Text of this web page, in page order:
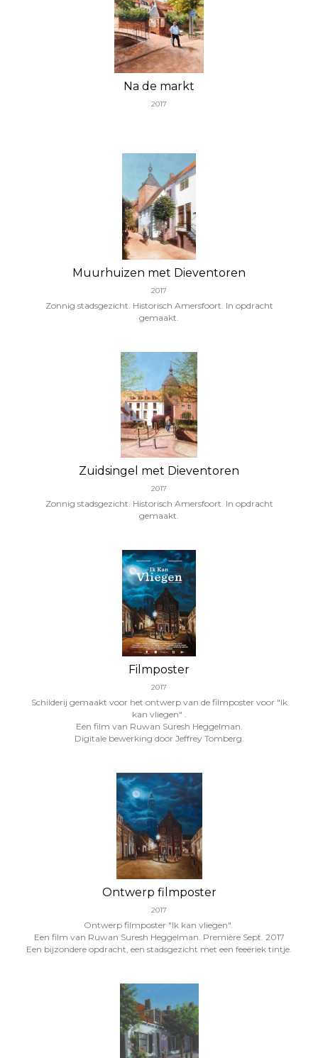
Na de markt
2017
Muurhuizen met Dieventoren
2017
Zonnig stadsgezicht. Historisch Amersfoort. In opdracht
gemaakt.
Zuidsingel met Dieventoren
2017
Zonnig stadsgezicht. Historisch Amersfoort. In opdracht
gemaakt.
Filmposter
2017
Schilderij gemaakt voor het ontwerp van de filmposter voor "Ik
kan vliegen" .
Een film van Ruwan Suresh Heggelman.
Digitale bewerking door Jeffrey Tomberg.
Ontwerp filmposter
2017
Ontwerp filmposter "Ik kan vliegen".
Een film van Ruwan Suresh Heggelman. Première Sept. 2017
Een bijzondere opdracht, een stadsgezicht met een feeëriek tintje.